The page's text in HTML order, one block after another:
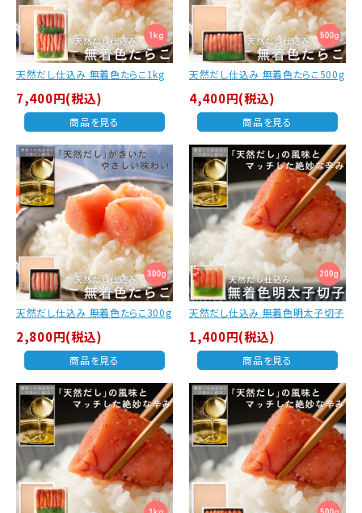
天然だし仕込み 無着色たらこ1kg
7,400円(税込)
商品を見る
天然だし仕込み 無着色たらこ500g
4,400円(税込)
商品を見る
天然だし仕込み 無着色たらこ300g
2,800円(税込)
商品を見る
天然だし仕込み 無着色明太子切子
1,400円(税込)
商品を見る